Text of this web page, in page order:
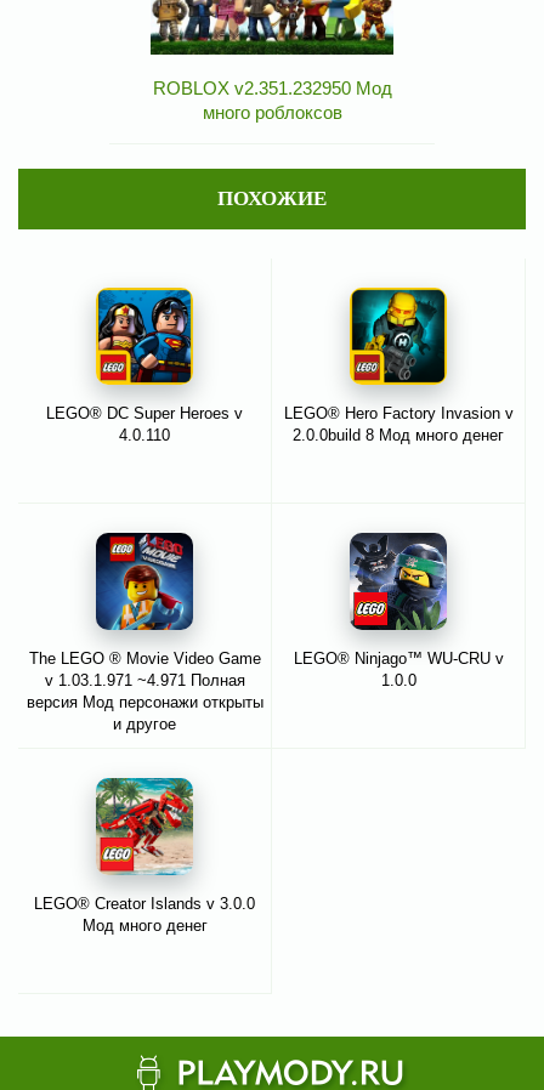
ROBLOX v2.351.232950 Мод
много роблоксов
ПОХОЖИЕ
LEGO® DC Super Heroes v
4.0.110
LEGO® Hero Factory Invasion v
2.0.0build 8 Мод много денег
The LEGO ® Movie Video Game
v 1.03.1.971 ~4.971 Полная
версия Мод персонажи открыты
и другое
LEGO® Ninjago™ WU-CRU v
1.0.0
LEGO® Creator Islands v 3.0.0
Мод много денег